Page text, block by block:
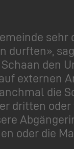
sehr
durften»,
den
externen
die
dritten
oder die